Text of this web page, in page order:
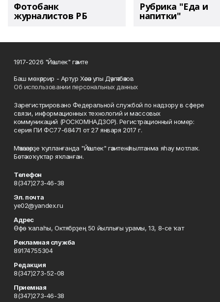
Фотобанк
журналистов РБ
Рубрика "Еда и
напитки"
1917-2026 "Йәшлек" гәзите
Баш мөхәррир - Артур Хәсән улы Дәүләтбәков
Об использовании персональных данных
Зарегистрировано Федеральной службой по надзору в сфере
связи, информационных технологий и массовых
коммуникаций (РОСКОМНАДЗОР). Регистрационный номер:
серия ПИ ФС77-68471 от 27 января 2017 г.
Мәҡәләләрҙе ҡулланғанда "Йәшлек" гәзитенә һылтанма яһау мотлаҡ.
Бөтә хоҡуҡтар яҡланған.
Телефон
8(347)273-46-38
Эл. почта
ye02@yandex.ru
Адрес
Өфө ҡалаһы, Октябрҙең 50 йыллығы урамы, 13, 8-се ҡат
Рекламная служба
89174755304
Редакция
8(347)273-52-08
Приемная
8(347)273-46-38